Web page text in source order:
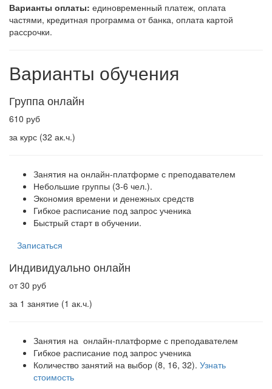
Варианты оплаты: единовременный платеж, оплата
частями, кредитная программа от банка, оплата картой
рассрочки.
Варианты обучения
Группа онлайн
610 руб
за курс (32 ак.ч.)
Занятия на онлайн-платформе с преподавателем
Небольшие группы (3-6 чел.).
Экономия времени и денежных средств
Гибкое расписание под запрос ученика
Быстрый старт в обучении.
Записаться
Индивидуально онлайн
от 30 руб
за 1 занятие (1 ак.ч.)
Занятия на онлайн-платформе с преподавателем
Гибкое расписание под запрос ученика
Количество занятий на выбор (8, 16, 32). Узнать
стоимость